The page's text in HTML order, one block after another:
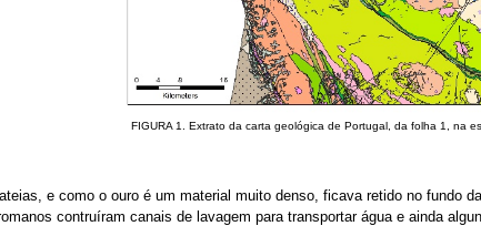
FIGURA 1. Extrato da carta geológica de Portugal, da folha 1, na
e como o ouro é um material muito denso, ficava retido no fundo
contruíram canais de lavagem para transportar água e ainda